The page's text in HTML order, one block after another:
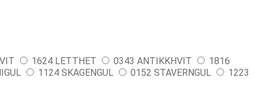
1624 LETTHET 0343 ANTIKKHVIT
1816
1124 SKAGENGUL 0152 STAVERNGUL
1223